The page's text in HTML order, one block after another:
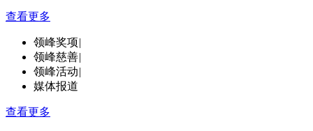
查看更多
领峰奖项|
领峰慈善|
领峰活动|
媒体报道
查看更多